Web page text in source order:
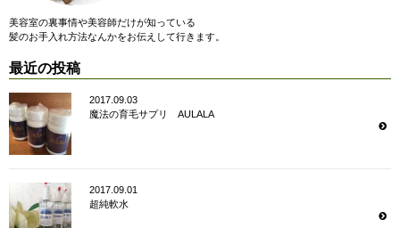
美容室の裏事情や美容師だけが知っている
髪のお手入れ方法なんかをお伝えして行きます。
最近の投稿
2017.09.03
魔法の育毛サプリ AULALA
2017.09.01
超純軟水